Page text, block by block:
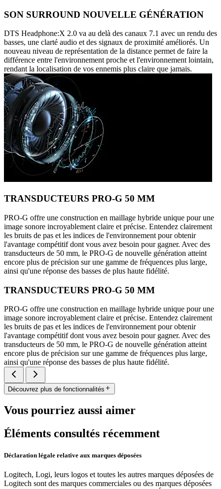
SON SURROUND NOUVELLE GÉNÉRATION
DTS Headphone:X 2.0 va au delà des canaux 7.1 avec un rendu des
basses, une clarté audio et des signaux de proximité améliorés. Un
nouveau niveau de représentation de la distance permet de faire la
différence entre l'environnement proche et l'environnement lointain,
rendant la localisation de vos ennemis plus claire que jamais.
TRANSDUCTEURS PRO-G 50 MM
PRO-G offre une construction en maillage hybride unique pour une
image sonore incroyablement claire et précise. Entendez clairement
les bruits de pas et les indices de l'environnement pour obtenir
l'avantage compétitif dont vous avez besoin pour gagner. Avec des
transducteurs de 50 mm, le PRO-G de nouvelle génération atteint
encore plus de précision sur une gamme de fréquences plus large,
ainsi qu'une réponse des basses de plus haute fidélité.
TRANSDUCTEURS PRO-G 50 MM
PRO-G offre une construction en maillage hybride unique pour une
image sonore incroyablement claire et précise. Entendez clairement
les bruits de pas et les indices de l'environnement pour obtenir
l'avantage compétitif dont vous avez besoin pour gagner. Avec des
transducteurs de 50 mm, le PRO-G de nouvelle génération atteint
encore plus de précision sur une gamme de fréquences plus large,
ainsi qu'une réponse des basses de plus haute fidélité.
Découvrez plus de fonctionnalités
Vous pourriez aussi aimer
Éléments consultés récemment
Déclaration légale relative aux marques déposées
Logitech, Logi, leurs logos et toutes les autres marques déposées de
Logitech sont des marques commerciales ou des marques déposées